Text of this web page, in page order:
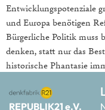
Entwicklungspotenziale
und Europa benötigen
Bürgerliche Politik muss
denken, statt nur das
historische Phantasie
REPUBLIK21 e.V.